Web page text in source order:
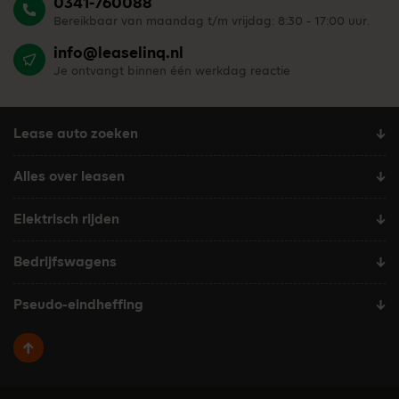
0341-760088
Bereikbaar van maandag t/m vrijdag: 8:30 - 17:00 uur.
info@leaselinq.nl
Je ontvangt binnen één werkdag reactie
Lease auto zoeken
Alles over leasen
Elektrisch rijden
Bedrijfswagens
Pseudo-eindheffing
Terug naar boven